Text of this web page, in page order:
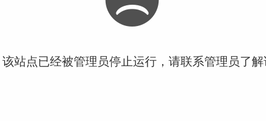
站点已经被管理员停止运行，请联系管理员了